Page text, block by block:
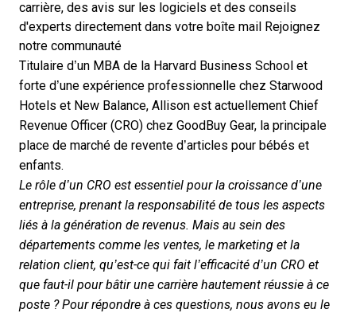
carrière, des avis sur les logiciels et des conseils
d'experts directement dans votre boîte mail
Rejoignez
notre communauté
Titulaire d’un MBA de la Harvard Business School et
forte d’une expérience professionnelle chez Starwood
Hotels et New Balance, Allison est actuellement Chief
Revenue Officer (CRO) chez GoodBuy Gear, la principale
place de marché de revente d’articles pour bébés et
enfants.
Le rôle d’un CRO est essentiel pour la croissance d’une
entreprise, prenant la responsabilité de tous les aspects
liés à la génération de revenus. Mais au sein des
départements comme les ventes, le marketing et la
relation client, qu’est-ce qui fait l’efficacité d’un CRO et
que faut-il pour bâtir une carrière hautement réussie à ce
poste ? Pour répondre à ces questions, nous avons eu le